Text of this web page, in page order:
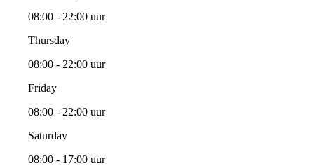
08:00 - 22:00 uur
Thursday
08:00 - 22:00 uur
Friday
08:00 - 22:00 uur
Saturday
08:00 - 17:00 uur